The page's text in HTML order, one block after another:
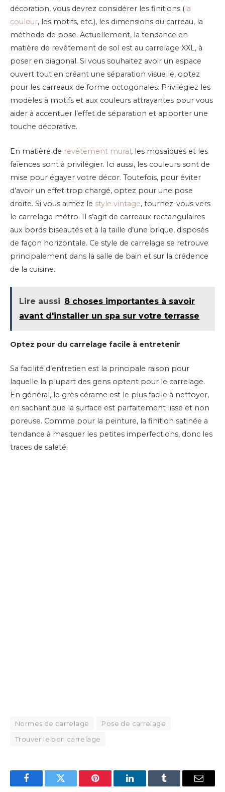
décoration, vous devrez considérer les finitions ( la
couleur, les motifs, etc.), les dimensions du carreau, la
méthode de pose. Actuellement, la tendance en
matière de revêtement de sol est au carrelage XXL, à
poser en diagonal. Si vous souhaitez avoir un espace
ouvert tout en créant une séparation visuelle, optez
pour les carreaux de forme octogonales. Privilégiez les
modèles à motifs et aux couleurs attrayantes pour vous
aider à accentuer l’effet de séparation et apporter une
touche décorative.
En matière de revêtement mural, les mosaïques et les
faïences sont à privilégier. Ici aussi, les couleurs sont de
mise pour égayer votre décor. Toutefois, pour éviter
d’avoir un effet trop chargé, optez pour une pose
droite. Si vous aimez le style vintage, tournez-vous vers
le carrelage métro. Il s’agit de carreaux rectangulaires
aux bords biseautés et à la taille d’une brique, disposés
de façon horizontale. Ce style de carrelage se retrouve
principalement dans la salle de bain et sur la crédence
de la cuisine.
Lire aussi 8 choses importantes à savoir
avant d'installer un spa sur votre terrasse
Optez pour du carrelage facile à entretenir
Sa facilité d’entretien est la principale raison pour
laquelle la plupart des gens optent pour le carrelage.
En général, le grès cérame est le plus facile à nettoyer,
en sachant que la surface est parfaitement lisse et non
poreuse. Comme pour la peinture, la finition satinée a
tendance à masquer les petites imperfections, donc les
traces de saleté.
Normes de carrelage
Pose de carrelage
Trouver le bon carrelage
FacebookTwitter Pinterest LinkedInTumblr Email